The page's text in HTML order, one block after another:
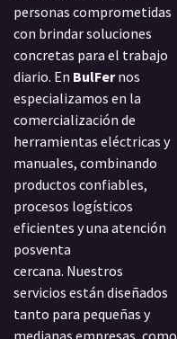
personas comprometidas
con brindar soluciones
concretas para el trabajo
diario. En BulFernos
especializamos en la
comercialización de
herramientas eléctricas y
manuales, combinando
productos confiables,
procesos logísticos
eficientes y una atención
posventa
cercana. Nuestros
servicios están diseñados
tanto para pequeñas y
medianas empresas, como